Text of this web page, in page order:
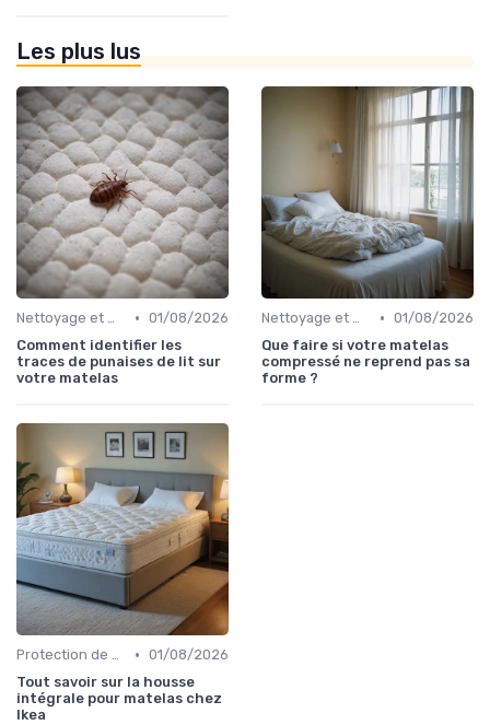
Les plus lus
Nettoyage et maintenance • 01/08/2026
Comment identifier les
traces de punaises de lit sur
votre matelas
Nettoyage et maintenance • 01/08/2026
Que faire si votre matelas
compressé ne reprend pas sa
forme ?
Protection de matelas • 01/08/2026
Tout savoir sur la housse
intégrale pour matelas chez
Ikea